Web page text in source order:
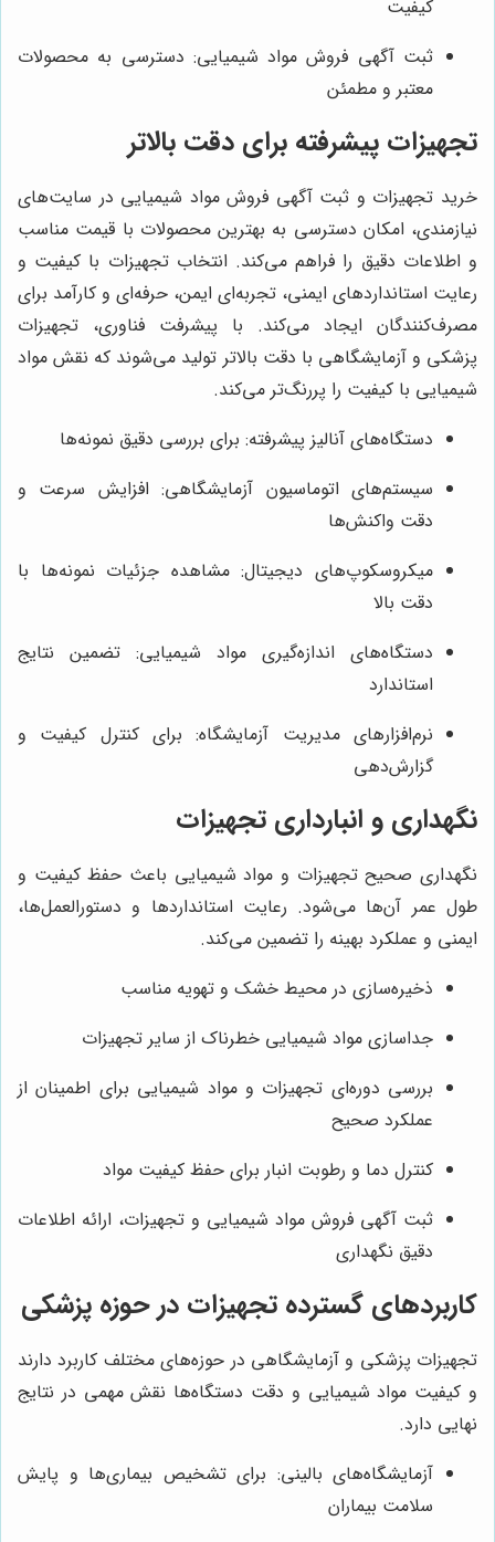
کیفیت
ثبت آگهی فروش مواد شیمیایی: دسترسی به محصولات
معتبر و مطمئن
تجهیزات پیشرفته برای دقت بالاتر
خرید تجهیزات و ثبت آگهی فروش مواد شیمیایی در سایت‌های
نیازمندی، امکان دسترسی به بهترین محصولات با قیمت مناسب
و اطلاعات دقیق را فراهم می‌کند. انتخاب تجهیزات با کیفیت و
رعایت استانداردهای ایمنی، تجربه‌ای ایمن، حرفه‌ای و کارآمد برای
مصرف‌کنندگان ایجاد می‌کند. با پیشرفت فناوری، تجهیزات
پزشکی و آزمایشگاهی با دقت بالاتر تولید می‌شوند که نقش مواد
شیمیایی با کیفیت را پررنگ‌تر می‌کند.
دستگاه‌های آنالیز پیشرفته: برای بررسی دقیق نمونه‌ها
سیستم‌های اتوماسیون آزمایشگاهی: افزایش سرعت و
دقت واکنش‌ها
میکروسکوپ‌های دیجیتال: مشاهده جزئیات نمونه‌ها با
دقت بالا
دستگاه‌های اندازه‌گیری مواد شیمیایی: تضمین نتایج
استاندارد
نرم‌افزارهای مدیریت آزمایشگاه: برای کنترل کیفیت و
گزارش‌دهی
نگهداری و انبارداری تجهیزات
نگهداری صحیح تجهیزات و مواد شیمیایی باعث حفظ کیفیت و
طول عمر آن‌ها می‌شود. رعایت استانداردها و دستورالعمل‌ها،
ایمنی و عملکرد بهینه را تضمین می‌کند.
ذخیره‌سازی در محیط خشک و تهویه مناسب
جداسازی مواد شیمیایی خطرناک از سایر تجهیزات
بررسی دوره‌ای تجهیزات و مواد شیمیایی برای اطمینان از
عملکرد صحیح
کنترل دما و رطوبت انبار برای حفظ کیفیت مواد
ثبت آگهی فروش مواد شیمیایی و تجهیزات، ارائه اطلاعات
دقیق نگهداری
کاربردهای گسترده تجهیزات در حوزه پزشکی
تجهیزات پزشکی و آزمایشگاهی در حوزه‌های مختلف کاربرد دارند
و کیفیت مواد شیمیایی و دقت دستگاه‌ها نقش مهمی در نتایج
نهایی دارد.
آزمایشگاه‌های بالینی: برای تشخیص بیماری‌ها و پایش
سلامت بیماران